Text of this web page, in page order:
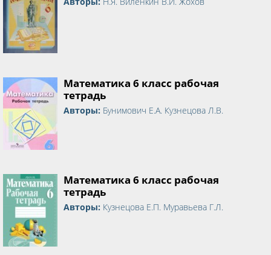
Математика 6 класс рабочая
тетрадь
Авторы: Бунимович Е.А. Кузнецова Л.В.
Математика 6 класс рабочая
тетрадь
Авторы: Кузнецова Е.П. Муравьева Г.Л.